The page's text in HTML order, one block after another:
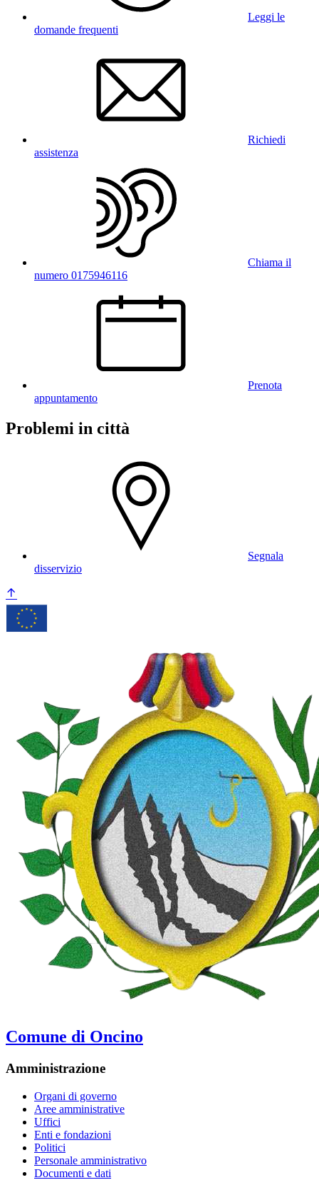
Leggi le
domande frequenti
Richiedi
assistenza
Chiama il
numero 0175946116
Prenota
appuntamento
Problemi in città
Segnala
disservizio
Comune di Oncino
Amministrazione
Organi di governo
Aree amministrative
Uffici
Enti e fondazioni
Politici
Personale amministrativo
Documenti e dati